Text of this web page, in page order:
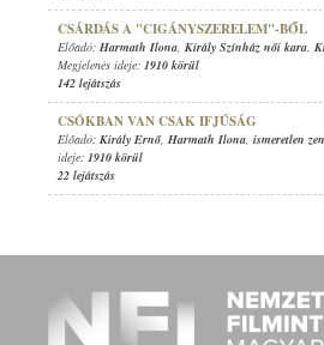
CSÁRDÁS A "CIGÁNYSZERELEM"-BŐL
Előadó: Harmath Ilona, Király Színház női kara,
Megjelenés ideje: 1910 körül
142 lejátszás
CSÓKBAN VAN CSAK IFJÚSÁG
Előadó: Király Ernő, Harmath Ilona, ismeretlen
ideje: 1910 körül
22 lejátszás